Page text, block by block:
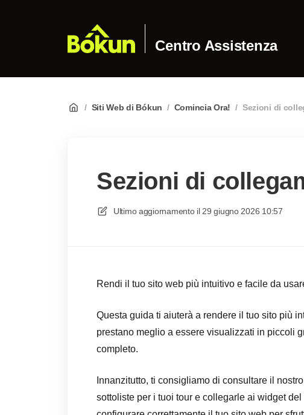
Centro Assistenza
/ Siti Web di Bókun / Comincia Ora! / Sezioni di
Sezioni di
Ultimo aggiornamento il 29 giugno 2026 10:57
Rendi il tuo sito web più intuitivo e facile da
Questa guida ti aiuterà a rendere il tuo sito più
prestano meglio a essere visualizzati in piccoli
completo.
Innanzitutto, ti consigliamo di consultare il
sottoliste per i tuoi tour e collegarle ai widget